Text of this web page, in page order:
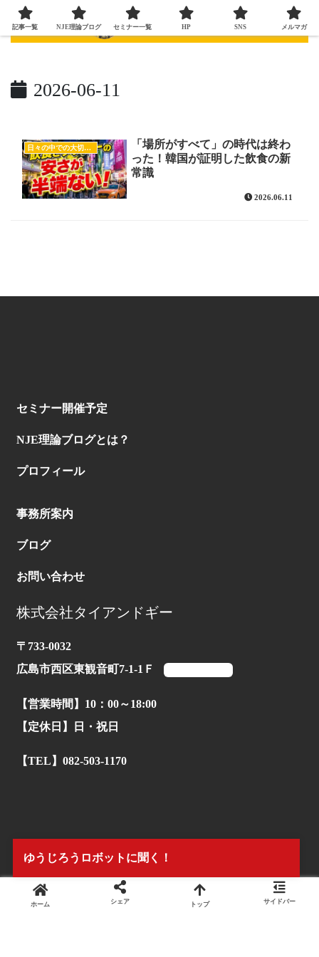
2026-06-11
日々の中での大切な気付き
「場所がすべて」の時代は終わ
った！韓国が証明した飲食の新
常識
2026.06.11
セミナー開催予定
NJE理論ブログとは？
プロフィール
事務所案内
ブログ
お問い合わせ
株式会社タイアンドギー
〒733-0032
広島市西区東観音町7-1-1Ｆ
【営業時間】10：00～18:00
【定休日】日・祝日
【TEL】082-503-1170
株式会社タイアンドギー
記事一覧 NJE理論ブログ セミナー一覧 HP SNS メルマガ
ホーム シェア トップ サイドバー
ゆうじろうロボットに聞く！